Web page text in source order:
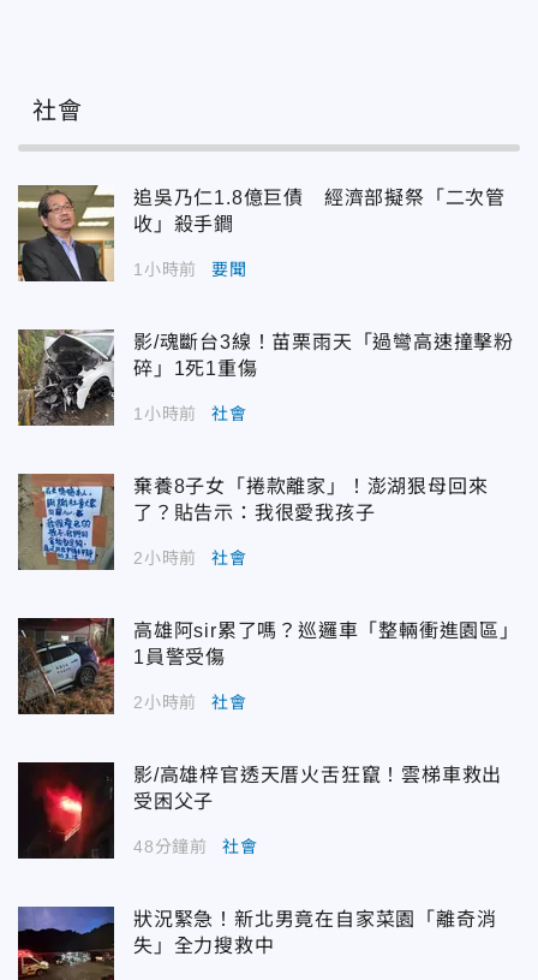
社會
追吳乃仁1.8億巨債 經濟部擬祭「二次管
收」殺手鐧
1小時前 要聞
影/魂斷台3線！苗栗雨天「過彎高速撞擊粉
碎」1死1重傷
1小時前 社會
棄養8子女「捲款離家」！澎湖狠母回來
了？貼告示：我很愛我孩子
2小時前 社會
高雄阿sir累了嗎？巡邏車「整輛衝進園區」
1員警受傷
2小時前 社會
影/高雄梓官透天厝火舌狂竄！雲梯車救出
受困父子
48分鐘前 社會
狀況緊急！新北男竟在自家菜園「離奇消
失」全力搜救中